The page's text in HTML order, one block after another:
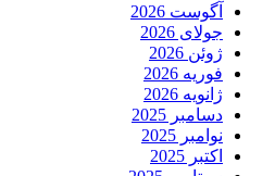
آگوست 2026
جولای 2026
ژوئن 2026
فوریه 2026
ژانویه 2026
دسامبر 2025
نوامبر 2025
اکتبر 2025